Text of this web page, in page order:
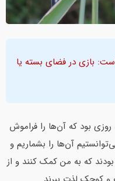
بازی در فضای بسته یا
بود که آن‌ها را فراموش
آن‌ها را بشماریم و
که به من کمک کنند و از